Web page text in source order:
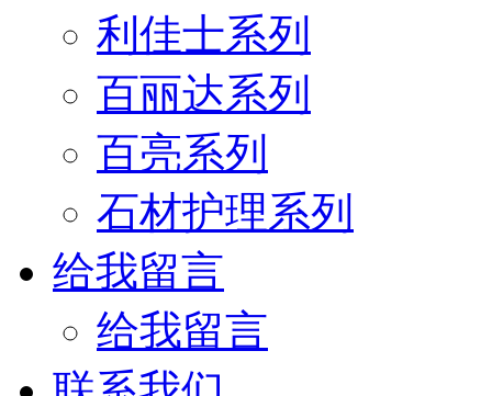
利佳士系列
百丽达系列
百亮系列
石材护理系列
给我留言
给我留言